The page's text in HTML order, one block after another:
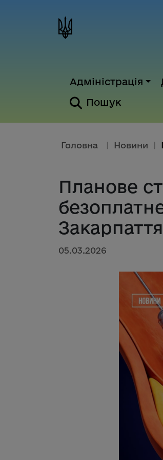
Адміністрація
Пошук
Головна Новини
Планове
Закарпаття
05.03.2026